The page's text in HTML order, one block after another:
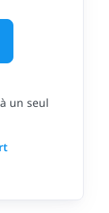
un seul